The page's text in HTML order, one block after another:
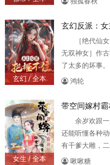
虎视眈眈，后
吧！ 他护佳人
古武，创神通
胆敢犯我者
玄幻 / 全本
玄幻反派：
［绝代仙
无双神女］作
了太多的坏事
家独子；让手
个神医之类的
会被崛起后主
乾下令，对诸
林、苏等家族，
鸿轮
女生 / 全本
带空间嫁村
余岁欢跟
还能听懂各种
有干爹大雕，
恶毒养母霸占
啾啾糖